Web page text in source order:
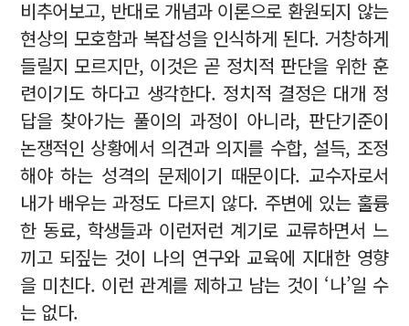
비추어보고, 반대로 개념과 이론으로 환원되지 않는
현상의 모호함과 복잡성을 인식하게 된다. 거창하게
들릴지 모르지만, 이것은 곧 정치적 판단을 위한 훈
련이기도 하다고 생각한다. 정치적 결정은 대개 정
답을 찾아가는 풀이의 과정이 아니라, 판단기준이
논쟁적인 상황에서 의견과 의지를 수합, 설득, 조정
해야 하는 성격의 문제이기 때문이다. 교수자로서
내가 배우는 과정도 다르지 않다. 주변에 있는 훌륭
한 동료, 학생들과 이런저런 계기로 교류하면서 느
끼고 되짚는 것이 나의 연구와 교육에 지대한 영향
을 미친다. 이런 관계를 제하고 남는 것이 ‘나’일 수
는 없다.